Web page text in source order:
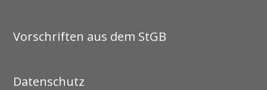
Vorschriften aus dem StGB
Datenschutz